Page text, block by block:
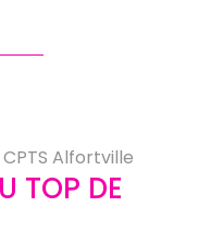
Alfortville
TOP DE